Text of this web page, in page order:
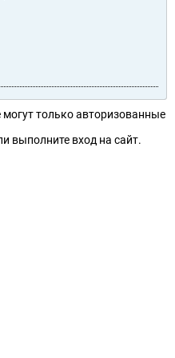
только авторизованные
выполните вход на сайт.